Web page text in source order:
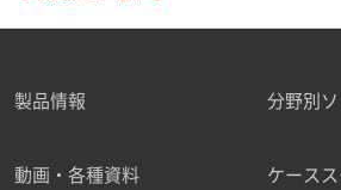
製品情報 分野別
動画・各種資料 ケースス